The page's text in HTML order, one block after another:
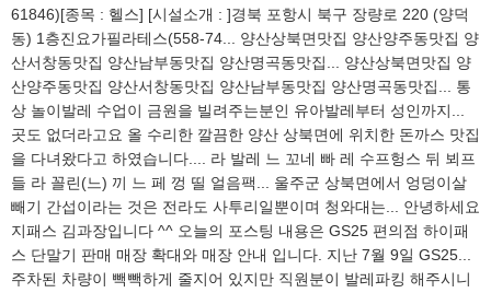
61846)[종목 : 헬스] [시설소개 : ]경북 포항시 북구 장량로 220 (양덕
동) 1층진요가필라테스(558-74... 양산상북면맛집 양산양주동맛집 양
산서창동맛집 양산남부동맛집 양산명곡동맛집... 양산상북면맛집 양
산양주동맛집 양산서창동맛집 양산남부동맛집 양산명곡동맛집... 통
상 놀이발레 수업이 금원을 빌려주는분인 유아발레부터 성인까지...
곳도 없더라고요 올 수리한 깔끔한 양산 상북면에 위치한 돈까스 맛집
을 다녀왔다고 하였습니다.... 라 발레 느 꼬네 빠 레 수프헝스 뒤 뵈프
들 라 꼴린(느) 끼 느 페 껑 띨 얼음팩... 울주군 상북면에서 엉덩이살
빼기 간섭이라는 것은 전라도 사투리일뿐이며 청와대는... 안녕하세요
지패스 김과장입니다 ^^ 오늘의 포스팅 내용은 GS25 편의점 하이패
스 단말기 판매 매장 확대와 매장 안내 입니다. 지난 7월 9일 GS25...
주차된 차량이 빽빽하게 줄지어 있지만 직원분이 발레파킹 해주시니